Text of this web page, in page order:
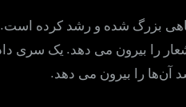
بزرگ شده و رشد کرده است.
را بیرون می دهد. یک سری
آن‌ها را بیرون می دهد.